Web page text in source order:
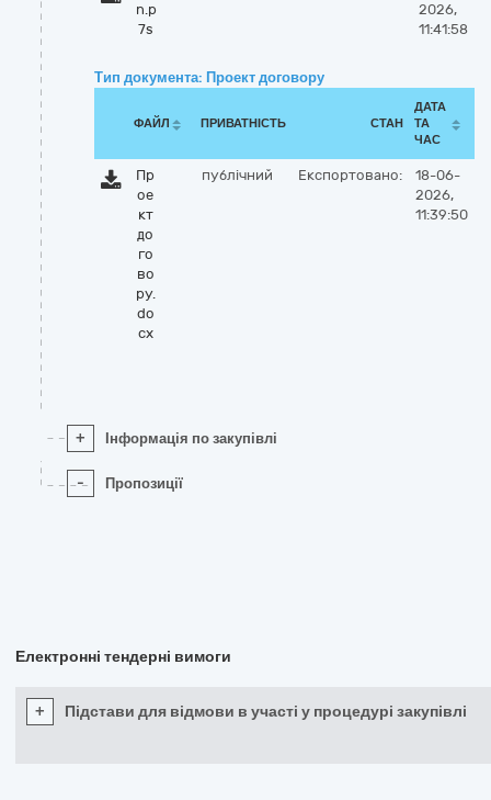
n.p
7s
2026,
11:41:58
Тип документа: Проект договору
ФАЙЛ ПРИВАТНІСТЬ СТАН
ДАТА
ТА
ЧАС
Пр
ое
кт
до
го
во
ру.
do
cx
публічний Експортовано:
18-06-
2026,
11:39:50
+ Інформація по закупівлі
- Пропозиції
Електронні тендерні вимоги
+ Підстави для відмови в участі у процедурі закупівлі